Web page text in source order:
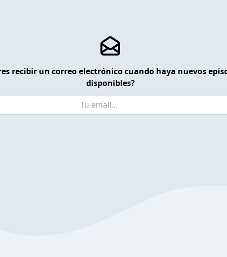
recibir un correo electrónico cuando haya nuevos
disponibles?